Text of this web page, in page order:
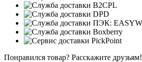
Понравился товар? Расскажите друзьям!